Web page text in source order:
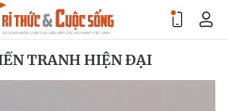
TRANH HIỆN ĐẠI